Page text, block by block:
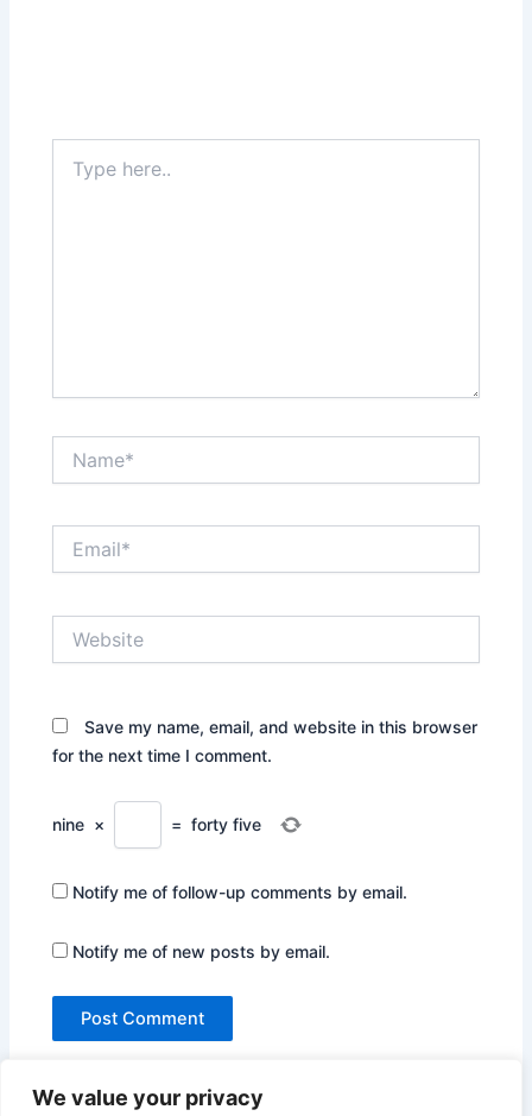
We value your privacy
here..
Save my name, email, and website in this browser
for the next time I comment.
nine × = forty five
Notify me of follow-up comments by email.
Notify me of new posts by email.